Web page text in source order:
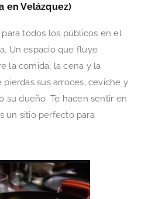
en Velázquez)
para todos los públicos en el
Un espacio que fluye
la comida, la cena y la
pierdas sus arroces, ceviche y
su dueño. Te hacen sentir en
un sitio perfecto para